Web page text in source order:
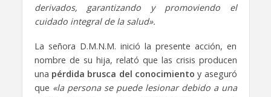
derivados, garantizando y promoviendo el
cuidado integral de la salud».
La señora D.M.N.M. inició la presente acción, en
nombre de su hija, relató que las crisis producen
una pérdida brusca del conocimiento y aseguró
que «la persona se puede lesionar debido a una